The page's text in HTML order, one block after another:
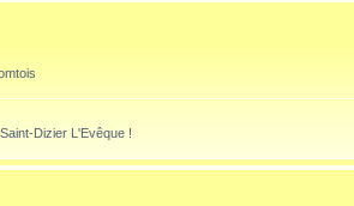
Dizier L'Evêque !